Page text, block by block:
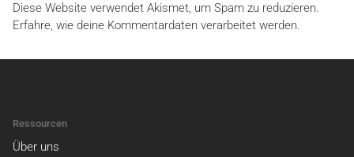
Diese Website verwendet Akismet, um Spam zu reduzieren.
Erfahre, wie deine Kommentardaten verarbeitet werden.
Ressourcen
Über uns